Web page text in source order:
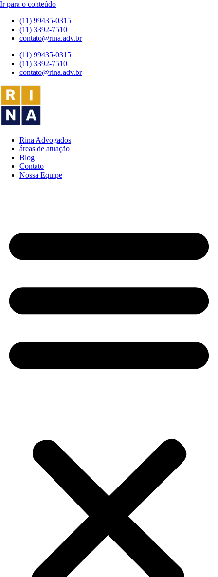
Ir para o conteúdo
(11) 99435-0315
(11) 3392-7510
contato@rina.adv.br
(11) 99435-0315
(11) 3392-7510
contato@rina.adv.br
Rina Advogados
áreas de atuação
Blog
Contato
Nossa Equipe